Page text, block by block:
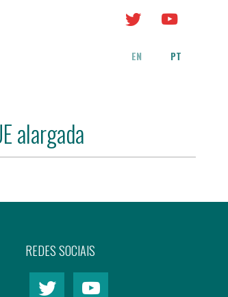
EN PT
alargada
REDES SOCIAIS